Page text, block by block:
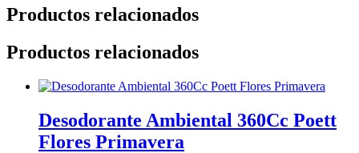
Productos relacionados
Productos relacionados
Desodorante Ambiental 360Cc Poett
Flores Primavera